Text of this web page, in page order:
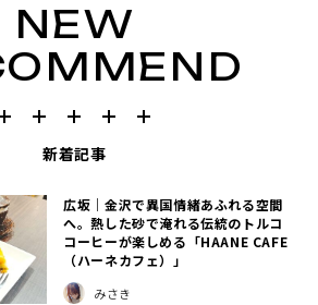
NEW
新着記事
広坂｜金沢で異国情緒あふれる空間
へ。熱した砂で淹れる伝統のトルコ
コーヒーが楽しめる「HAANE CAFE
（ハーネカフェ）」
みさき